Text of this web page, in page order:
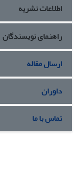
اطلاعات نشریه
راهنمای نویسندگان
ارسال مقاله
داوران
تماس با ما